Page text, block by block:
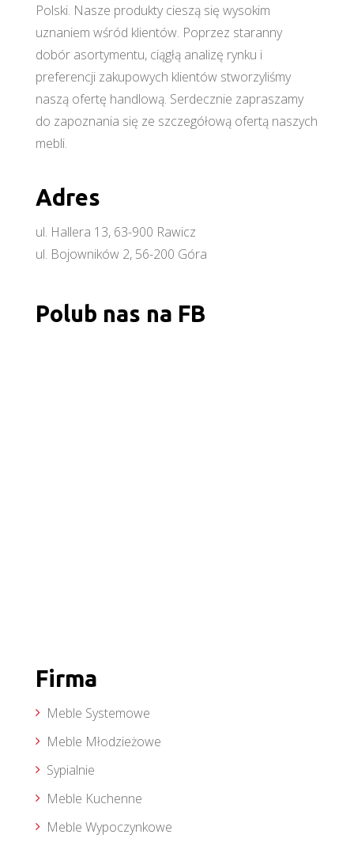
Polski. Nasze produkty cieszą się wysokim
uznaniem wśród klientów. Poprzez staranny
dobór asortymentu, ciągłą analizę rynku i
preferencji zakupowych klientów stworzyliśmy
naszą ofertę handlową. Serdecznie zapraszamy
do zapoznania się ze szczegółową ofertą naszych
mebli.
Adres
ul. Hallera 13, 63-900 Rawicz
ul. Bojowników 2, 56-200 Góra
Polub nas na FB
Firma
Meble Systemowe
Meble Młodzieżowe
Sypialnie
Meble Kuchenne
Meble Wypoczynkowe